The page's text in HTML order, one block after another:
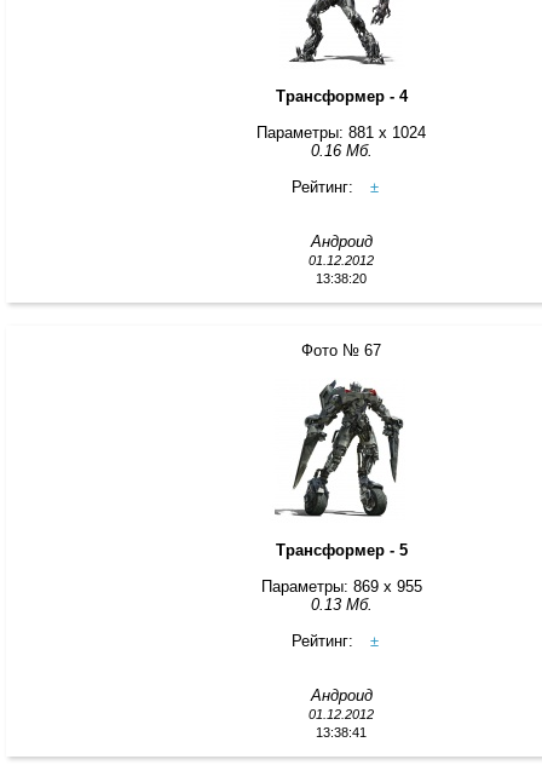
Трансформер - 4
Параметры: 881 x 1024
0.16 Мб.
Рейтинг:
±
Андроид
01.12.2012
13:38:20
Фото № 67
Трансформер - 5
Параметры: 869 x 955
0.13 Мб.
Рейтинг:
±
Андроид
01.12.2012
13:38:41